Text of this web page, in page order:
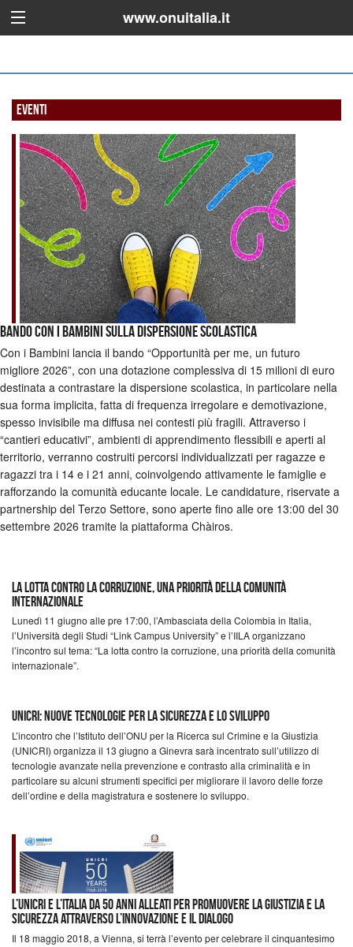
www.onuitalia.it
Eventi
Bando Con i Bambini sulla dispersione scolastica
Con i Bambini lancia il bando “Opportunità per me, un futuro
migliore 2026”, con una dotazione complessiva di 15 milioni di euro
destinata a contrastare la dispersione scolastica, in particolare nella
sua forma implicita, fatta di frequenza irregolare e demotivazione,
spesso invisibile ma diffusa nei contesti più fragili. Attraverso i
“cantieri educativi”, ambienti di apprendimento flessibili e aperti al
territorio, verranno costruiti percorsi individualizzati per ragazze e
ragazzi tra i 14 e i 21 anni, coinvolgendo attivamente le famiglie e
rafforzando la comunità educante locale. Le candidature, riservate a
partnership del Terzo Settore, sono aperte fino alle ore 13:00 del 30
settembre 2026 tramite la piattaforma Chàiros.
LA LOTTA CONTRO LA CORRUZIONE, UNA PRIORITÀ DELLA COMUNITÀ
INTERNAZIONALE
Lunedì 11 giugno alle pre 17:00, l’Ambasciata della Colombia in Italia,
l’Università degli Studi “Link Campus University” e l’IILA organizzano
l’incontro sul tema: “La lotta contro la corruzione, una priorità della comunità
internazionale”.
UNICRI: nuove tecnologie per la sicurezza e lo sviluppo
L’incontro che l’Istituto dell’ONU per la Ricerca sul Crimine e la Giustizia
(UNICRI) organizza il 13 giugno a Ginevra sarà incentrato sull’utilizzo di
tecnologie avanzate nella prevenzione e contrasto alla criminalità e in
particolare su alcuni strumenti specifici per migliorare il lavoro delle forze
dell’ordine e della magistratura e sostenere lo sviluppo.
L’UNICRI e l’Italia da 50 anni alleati per promuovere la giustizia e la
sicurezza attraverso l’innovazione e il dialogo
Il 18 maggio 2018, a Vienna, si terrà l’evento per celebrare il cinquantesimo